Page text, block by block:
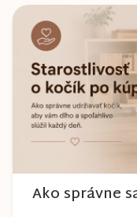
Ako správne